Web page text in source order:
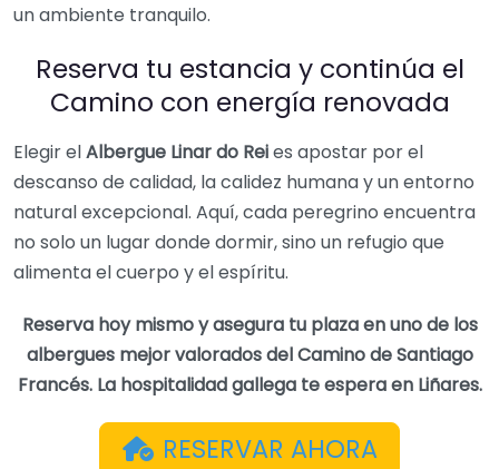
un ambiente tranquilo.
Reserva tu estancia y continúa el
Camino con energía renovada
Elegir elAlbergue Linar do Reies apostar por el
descanso de calidad, la calidez humana y un entorno
natural excepcional. Aquí, cada peregrino encuentra
no solo un lugar donde dormir, sino un refugio que
alimenta el cuerpo y el espíritu.
Reserva hoy mismo y asegura tu plaza en uno de los
albergues mejor valorados del Camino de Santiago
Francés. La hospitalidad gallega te espera en Liñares.
RESERVAR AHORA